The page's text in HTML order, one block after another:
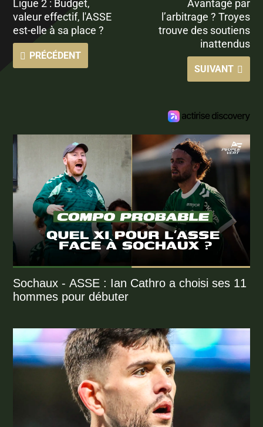
Ligue 2 : Budget,
valeur effectif, l'ASSE
est-elle à sa place ?
PRÉCÉDENT
Avantagé par
l’arbitrage ? Troyes
trouve des soutiens
inattendus
SUIVANT
Sochaux - ASSE : Ian Cathro a choisi ses 11
hommes pour débuter